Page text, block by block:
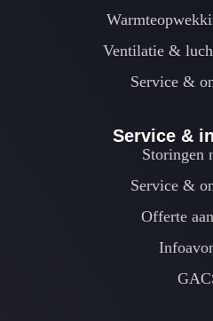
Ventilatie &
Service &
Service &
Storingen
Service &
Offerte